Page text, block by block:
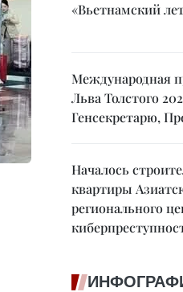
«Вьетнамский
Международная
Льва Толстого
Генсекретарю,
Началось
квартиры
регионального